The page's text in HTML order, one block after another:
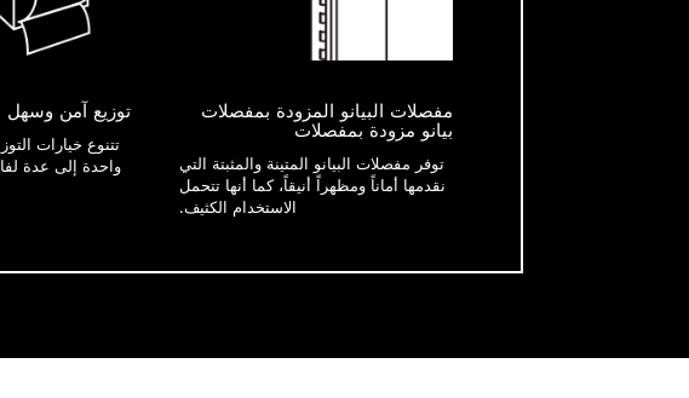
توزيع آمن وسهل
تتنوع خيارات
واحدة إلى عدة
مفصلات البيانو المزودة بمفصلات
بيانو مزودة بمفصلات
توفر مفصلات البيانو المتينة والمثبتة التي
نقدمها أماناً ومظهراً أنيقاً، كما أنها تتحمل
الاستخدام الكثيف.